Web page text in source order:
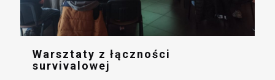
Warsztaty z łączności
survivalowej